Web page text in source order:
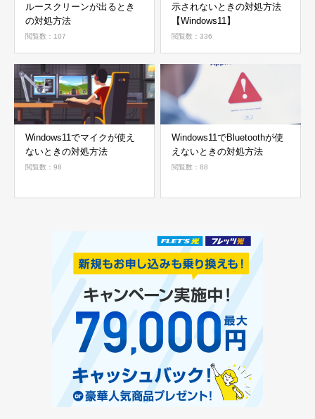
ルースクリーンが出るとき
の対処方法
閲覧数：107
示されないときの対処方法
【Windows11】
閲覧数：336
Windows11でマイクが使え
ないときの対処方法
閲覧数：98
Windows11でBluetoothが使
えないときの対処方法
閲覧数：88